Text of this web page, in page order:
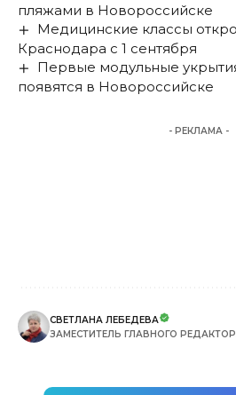
пляжами в Новороссийске
Медицинские классы
Краснодара с 1 сентября
Первые модульные
появятся в Новороссийске
- РЕКЛАМА -
СВЕТЛАНА ЛЕБЕДЕВА
ЗАМЕСТИТЕЛЬ ГЛАВНОГО